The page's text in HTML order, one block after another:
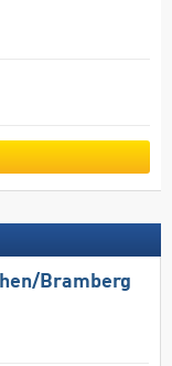
​Bramberg